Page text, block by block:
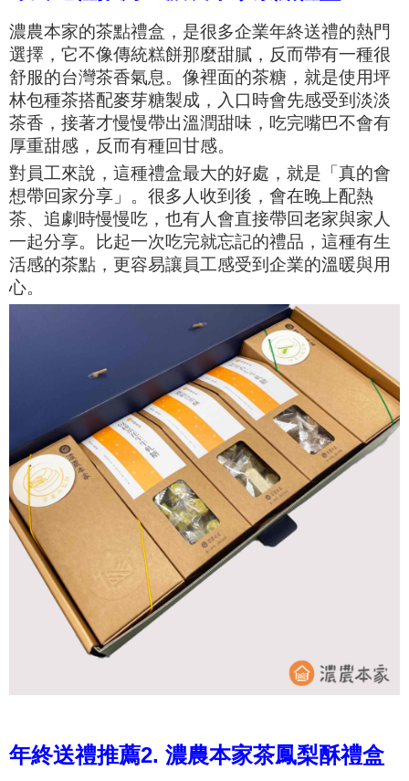
濃農本家的茶點禮盒，是很多企業年終送禮的熱門
選擇，它不像傳統糕餅那麼甜膩，反而帶有一種很
舒服的台灣茶香氣息。像裡面的茶糖，就是使用坪
林包種茶搭配麥芽糖製成，入口時會先感受到淡淡
茶香，接著才慢慢帶出溫潤甜味，吃完嘴巴不會有
厚重甜感，反而有種回甘感。
對員工來說，這種禮盒最大的好處，就是「真的會
想帶回家分享」。很多人收到後，會在晚上配熱
茶、追劇時慢慢吃，也有人會直接帶回老家與家人
一起分享。比起一次吃完就忘記的禮品，這種有生
活感的茶點，更容易讓員工感受到企業的溫暖與用
心。
年終送禮推薦2. 濃農本家茶鳳梨酥禮盒